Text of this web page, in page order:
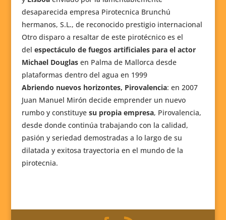
desaparecida empresa Pirotecnica Brunchú
hermanos, S.L., de reconocido prestigio internacional
Otro disparo a resaltar de este pirotécnico es el
del espectáculo de fuegos artificiales para el actor
Michael Douglas en Palma de Mallorca desde
plataformas dentro del agua en 1999
Abriendo nuevos horizontes, Pirovalencia: en 2007
Juan Manuel Mirón decide emprender un nuevo
rumbo y constituye su propia empresa, Pirovalencia,
desde donde continúa trabajando con la calidad,
pasión y seriedad demostradas a lo largo de su
dilatada y exitosa trayectoria en el mundo de la
pirotecnia.